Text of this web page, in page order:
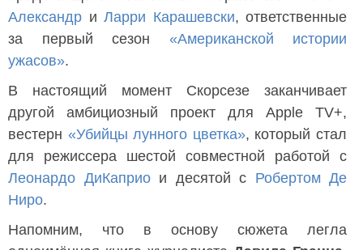
Александр и Ларри Карашевски, ответственные
за первый сезон «Американской истории
ужасов».
В настоящий момент Скорсезе заканчивает
другой амбициозный проект для Apple TV+,
вестерн «Убийцы лунного цветка», который стал
для режиссера шестой совместной работой с
Леонардо ДиКаприои десятой с Робертом Де
Ниро.
Напомним, что в основу сюжета легла